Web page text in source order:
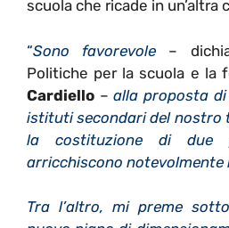
scuola che ricade in un’altra
“Sono favorevole –
Politiche per la scuola e la
Cardiello –alla proposta
istituti secondari del
la costituzione di due
arricchiscono notevolmente
Tra l’altro, mi preme